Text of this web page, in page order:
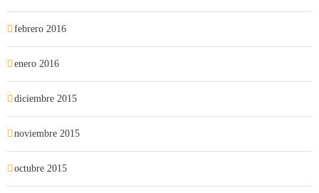
febrero 2016
enero 2016
diciembre 2015
noviembre 2015
octubre 2015